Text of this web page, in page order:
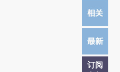
订阅